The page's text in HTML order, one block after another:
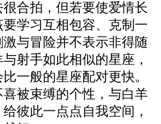
合拍，但若要使爱情长
学习互相包容、克制一
激与冒险并不表示非得随
射手如此相似的星座，
一般的星座配对更快。
被束缚的个性，与白羊
彼此一点点自我空间，